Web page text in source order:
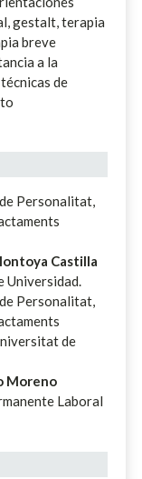
gestalt, terapia
breve
a la
de
Personalitat,
Castilla
Universidad.
Personalitat,
de
Moreno
Laboral